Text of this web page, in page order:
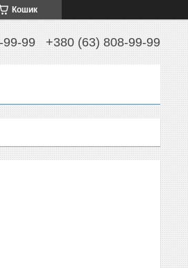
Кошик
99-99 +380 (63) 808-99-99